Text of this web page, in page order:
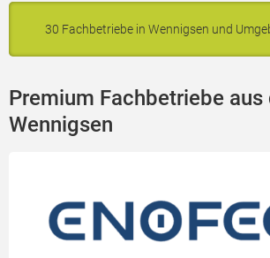
30 Fachbetriebe in Wennigsen und
Premium Fachbetriebe aus
Wennigsen